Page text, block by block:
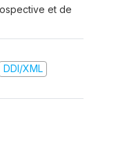
et de
DDI/XML